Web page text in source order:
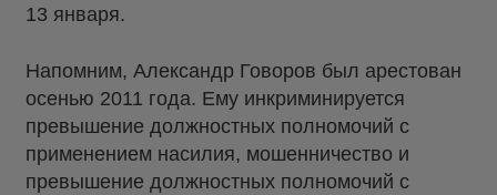
13 января.
Напомним, Александр Говоров был арестован
осенью 2011 года. Ему инкриминируется
превышение должностных полномочий с
применением насилия, мошенничество и
превышение должностных полномочий с